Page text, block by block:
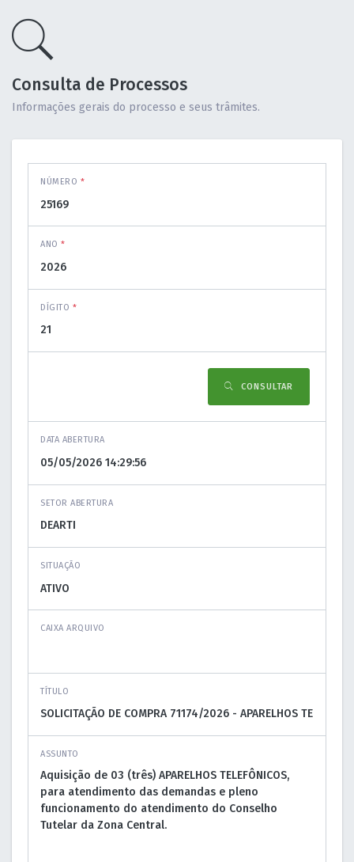
Consulta de Processos
Informações gerais do processo e seus trâmites.
NÚMERO *
ANO *
DÍGITO *
CONSULTAR
DATA ABERTURA
SETOR ABERTURA
SITUAÇÃO
CAIXA ARQUIVO
TÍTULO
ASSUNTO